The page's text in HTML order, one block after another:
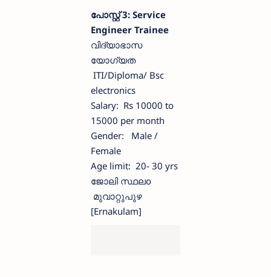
പോസ്റ്റ് 3: Service
Engineer Trainee
വിദ്യാഭാസ
യോഗ്യത
ITI/Diploma/ Bsc
electronics
Salary: Rs 10000 to
15000 per month
Gender: Male /
Female
Age limit: 20- 30 yrs
ജോലി സ്ഥലo
മുവാറ്റുപുഴ
[Ernakulam]